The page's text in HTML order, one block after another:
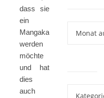
dass sie
ein
Mangaka
werden
möchte
und hat
dies
auch